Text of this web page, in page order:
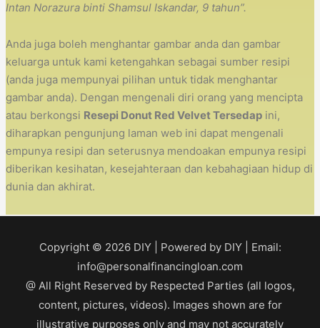
Intan Norazura binti Shamsul Iskandar, 9 tahun”.
Anda juga boleh menghantar gambar anda dan gambar
keluarga untuk kami ketengahkan sebagai sumber resipi
(anda juga mempunyai pilihan untuk tidak menghantar
gambar anda). Dengan mengenali diri orang yang mencipta
atau berkongsi Resepi Donut Red Velvet Tersedap ini,
diharapkan pengunjung laman web ini dapat mengenali
empunya resipi dan seterusnya mendoakan empunya resipi
diberikan kesihatan, kesejahteraan dan kebahagiaan hidup di
dunia dan akhirat.
Copyright © 2026 DIY| Powered by DIY| Email:
info@personalfinancingloan.com
@ All Right Reserved by Respected Parties (all logos,
content, pictures, videos). Images shown are for
illustrative purposes only and may not accurately